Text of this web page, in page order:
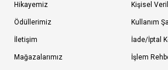
Hikayemiz
Ödüllerimiz
İletişim
Mağazalarımız
Kişisel
Kullanım
İade/İptal
İşlem